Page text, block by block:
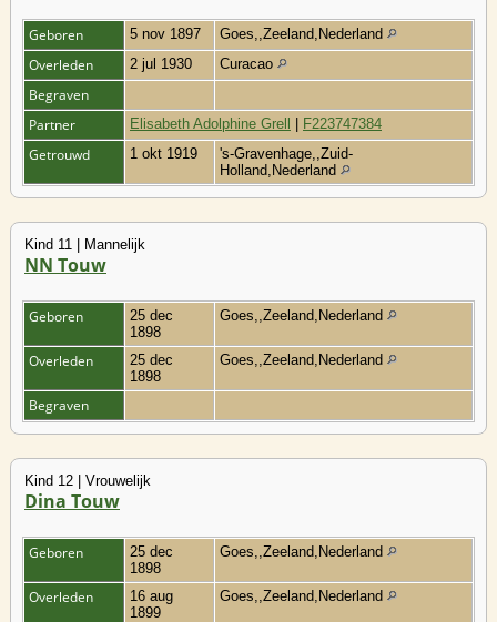
Geboren 5 nov 1897 Goes,,Zeeland,Nederland
Overleden 2 jul 1930 Curacao
Begraven
Partner
Elisabeth Adolphine Grell F223747384
Getrouwd 1 okt 1919
's-Gravenhage,,Zuid-
Holland,Nederland
Kind 11 | Mannelijk
NN Touw
Geboren
25 dec
1898
Goes,,Zeeland,Nederland
Overleden
25 dec
1898
Goes,,Zeeland,Nederland
Begraven
Kind 12 | Vrouwelijk
Dina Touw
Geboren
25 dec
1898
Goes,,Zeeland,Nederland
Overleden
16 aug
1899
Goes,,Zeeland,Nederland